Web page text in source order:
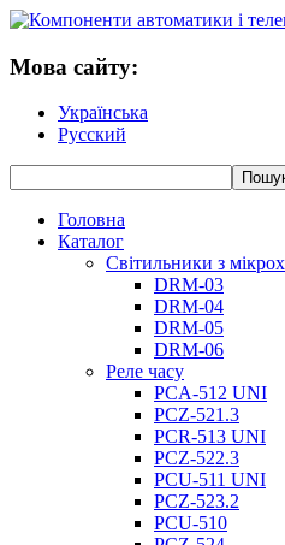
Мова сайту:
Українська
Русский
Головна
Каталог
Світильники з
DRM-03
DRM-04
DRM-05
DRM-06
Реле часу
PCA-512 UNI
PCZ-521.3
PCR-513 UNI
PCZ-522.3
PCU-511 UNI
PCZ-523.2
PCU-510